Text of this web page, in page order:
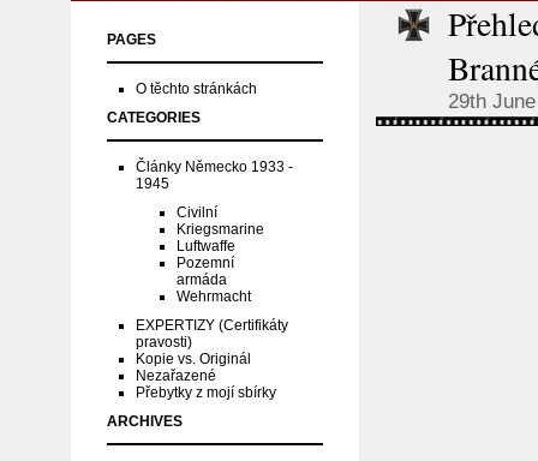
PAGES
O těchto stránkách
CATEGORIES
Články Německo 1933 -
1945
Civilní
Kriegsmarine
Luftwaffe
Pozemní
armáda
Wehrmacht
EXPERTIZY (Certifikáty
pravosti)
Kopie vs. Originál
Nezařazené
Přebytky z mojí sbírky
ARCHIVES
29th